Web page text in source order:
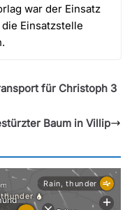
war der Einsatz
Einsatzstelle
für Christoph 3
Baum in Villip